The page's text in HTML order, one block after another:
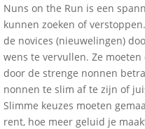
Run
aantal
Nuns on the Run is een
kunnen zoeken of
de novices (nieuwelingen)
wens te vervullen. Ze
door de strenge nonnen
nonnen te slim af te zijn of
Slimme keuzes moeten
rent, hoe meer geluid je